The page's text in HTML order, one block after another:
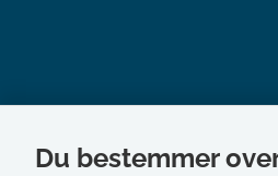
Du bestemmer